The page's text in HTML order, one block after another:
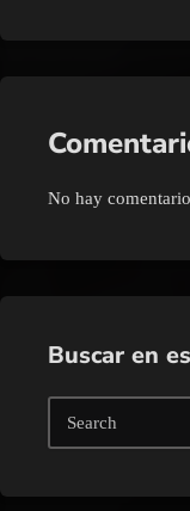
No hay
Buscar en
Search